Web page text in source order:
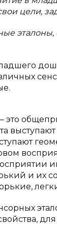
цели,
и их